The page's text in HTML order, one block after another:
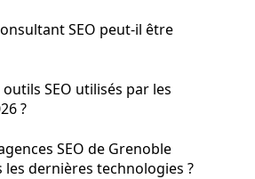
SEO peut-il être
SEO utilisés par les
?
SEO de Grenoble
dernières technologies ?